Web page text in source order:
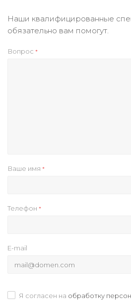
Наши квалифицированные
обязательно вам помогут.
Вопрос *
Ваше имя *
Телефон *
E-mail
Я согласен на обработку